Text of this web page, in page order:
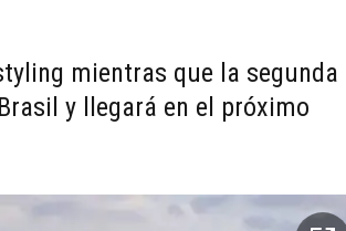
mientras que la segunda
y llegará en el próximo